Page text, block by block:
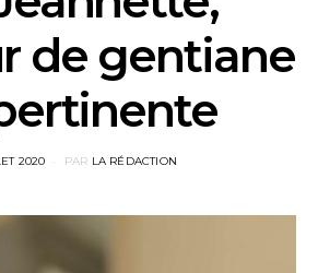
de gentiane
2020 PAR LA RÉDACTION